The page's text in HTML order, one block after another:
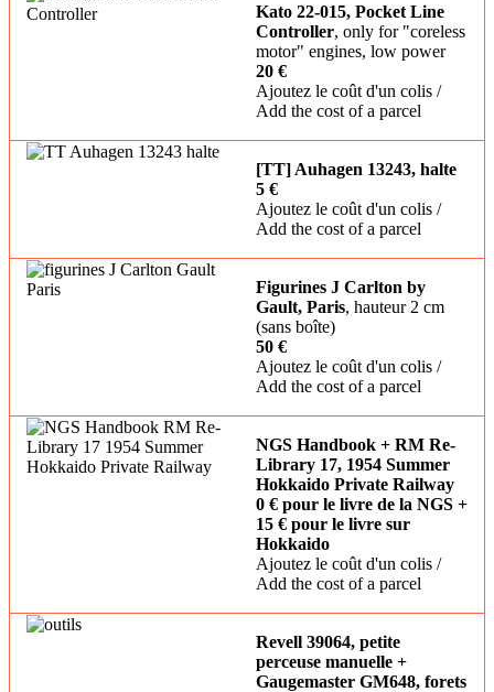
Kato 22-015, Pocket Line
Controller, only for "coreless
motor" engines, low power
20 €
Ajoutez le coût d'un colis /
Add the cost of a parcel
[TT] Auhagen 13243, halte
5 €
Ajoutez le coût d'un colis /
Add the cost of a parcel
Figurines J Carlton by
Gault, Paris, hauteur 2 cm
(sans boîte)
50 €
Ajoutez le coût d'un colis /
Add the cost of a parcel
NGS Handbook + RM Re-
Library 17, 1954 Summer
Hokkaido Private Railway
0 € pour le livre de la NGS +
15 € pour le livre sur
Hokkaido
Ajoutez le coût d'un colis /
Add the cost of a parcel
Revell 39064, petite
perceuse manuelle +
Gaugemaster GM648, forets